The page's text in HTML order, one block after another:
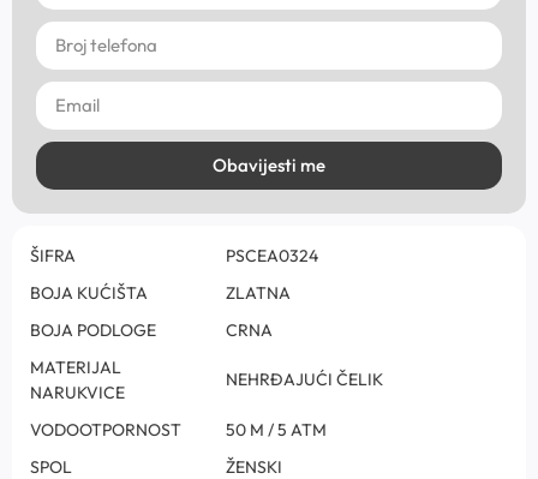
Obavijesti me
ŠIFRA
PSCEA0324
BOJA KUĆIŠTA
ZLATNA
BOJA PODLOGE
CRNA
MATERIJAL
NARUKVICE
NEHRĐAJUĆI ČELIK
VODOOTPORNOST
50 M / 5 ATM
SPOL
ŽENSKI